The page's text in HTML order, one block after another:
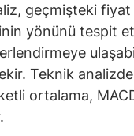
geçmişteki
yönünü tespit
Teknik
ortalama,